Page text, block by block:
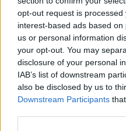
opt-out request is
interest-based ads based
us or personal information
your opt-out. You may
disclosure of your personal
IAB’s list of downstream
also be disclosed by us to
Downstream Participants